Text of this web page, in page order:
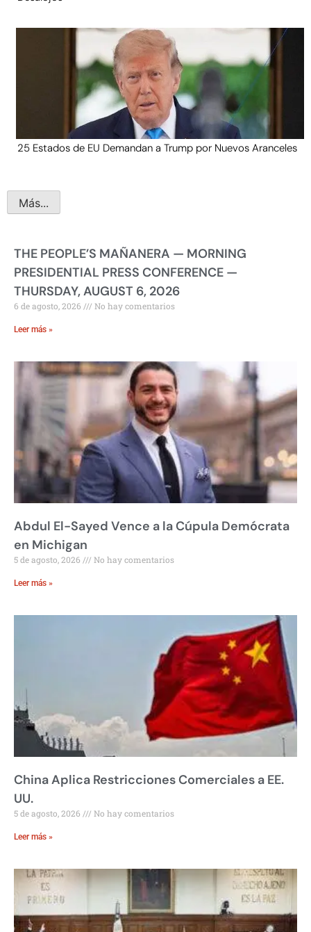
25 Estados de EU Demandan a Trump por Nuevos Aranceles
Más...
THE PEOPLE’S MAÑANERA — MORNING
PRESIDENTIAL PRESS CONFERENCE —
THURSDAY, AUGUST 6, 2026
6 de agosto, 2026 No hay comentarios
Leer más »
Abdul El-Sayed Vence a la Cúpula Demócrata
en Michigan
5 de agosto, 2026 No hay comentarios
Leer más »
China Aplica Restricciones Comerciales a EE.
UU.
5 de agosto, 2026 No hay comentarios
Leer más »